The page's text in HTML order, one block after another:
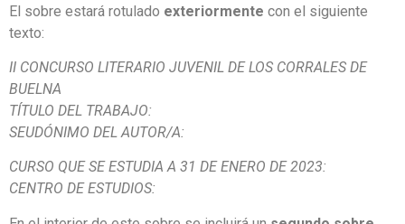
El sobre estará rotulado exteriormente con el siguiente
texto:
II CONCURSO LITERARIO JUVENIL DE LOS CORRALES DE
BUELNA
TÍTULO DEL TRABAJO:
SEUDÓNIMO DEL AUTOR/A:
CURSO QUE SE ESTUDIA A 31 DE ENERO DE 2023:
CENTRO DE ESTUDIOS: